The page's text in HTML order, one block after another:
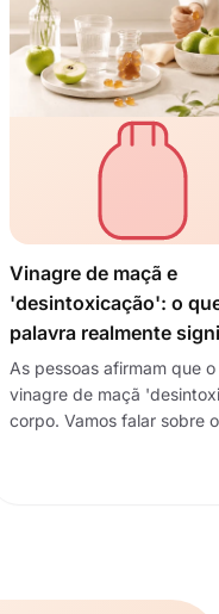
Vinagre de maçã e
'desintoxicação': o
palavra realmente
As pessoas afirmam que o
vinagre de maçã
corpo. Vamos falar sobre